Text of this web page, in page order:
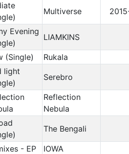
Multiverse
Evening
LIAMKINS
(Single) Rukala
light
Serebro
Reflection
Nebula
The Bengali
- EP IOWA